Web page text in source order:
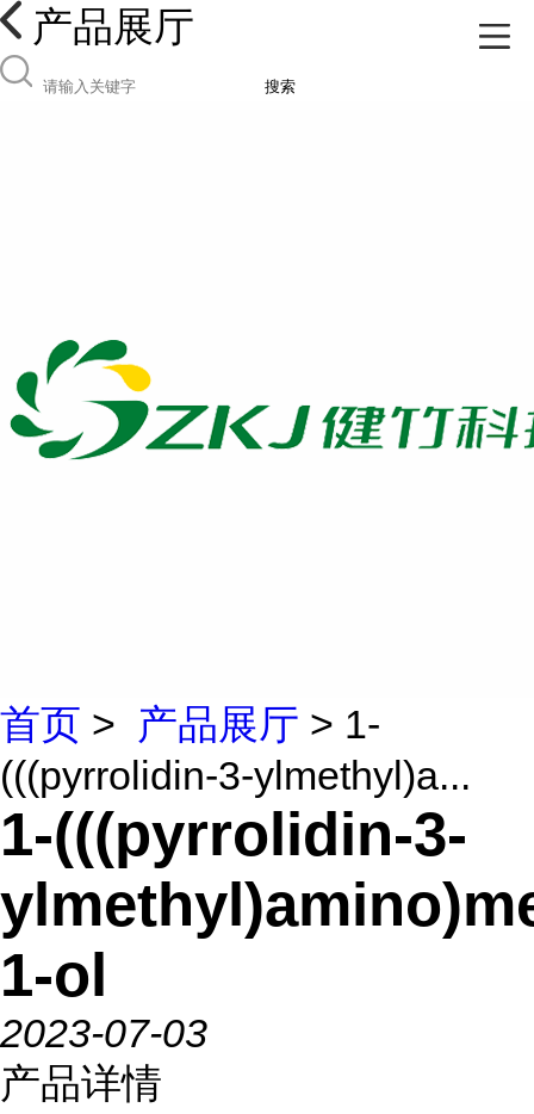
产品展厅
搜索
首页 > 产品展厅 > 1-
(((pyrrolidin-3-ylmethyl)a...
1-(((pyrrolidin-3-
1-ol
2023-07-03
产品详情